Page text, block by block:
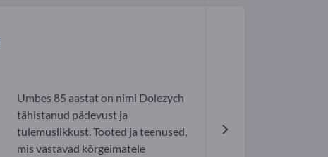
Umbes 85 aastat on nimi Dolezych
tähistanud pädevust ja
tulemuslikkust. Tooted ja teenused,
mis vastavad kõrgeimatele